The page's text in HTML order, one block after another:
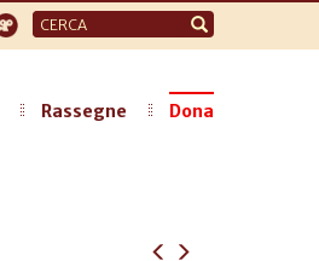
Form
di
Rassegne Dona